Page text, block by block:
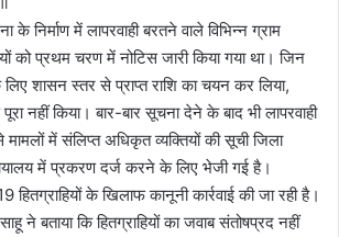
के निर्माण में लापरवाही बरतने वाले विभिन्न ग्राम
को प्रथम चरण में नोटिस जारी किया गया था। जिन
लिए शासन स्तर से प्राप्त राशि का चयन कर लिया,
नहीं किया। बार-बार सूचना देने के बाद भी लापरवाही
में संलिप्त अधिकृत व्यक्तियों की सूची जिला
में प्रकरण दर्ज करने के लिए भेजी गई है।
हितग्राहियों के खिलाफ कानूनी कार्रवाई की जा रही है।
ने बताया कि हितग्राहियों का जवाब संतोषप्रद नहीं